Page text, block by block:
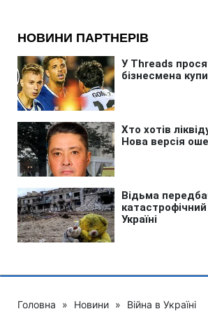
Головна » Новини » Війна в Україні